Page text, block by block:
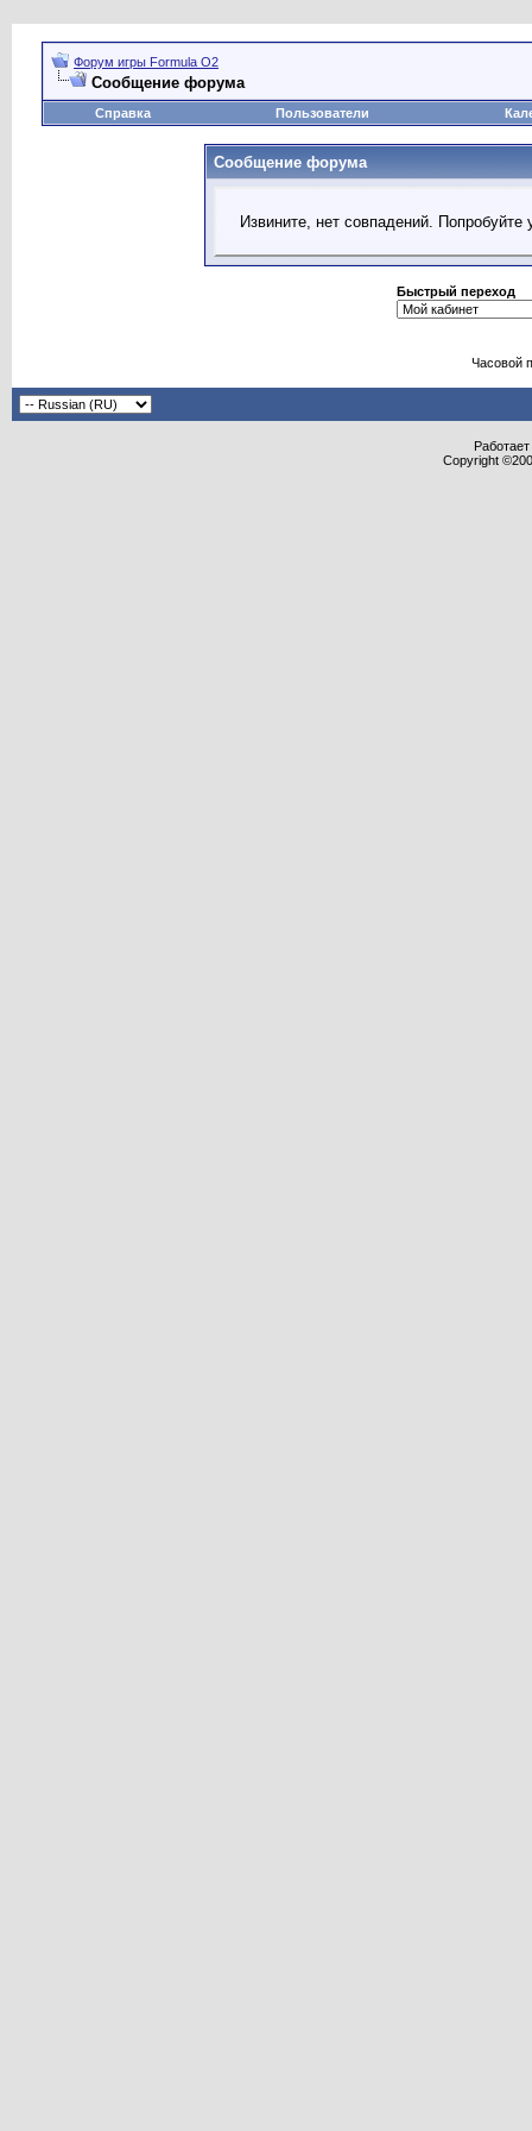
Форум игры Formula O2
Сообщение форума
Справка Пользователи
Сообщение форума
Извините, нет совпадений.
Быстрый переход
Часовой
Copyright